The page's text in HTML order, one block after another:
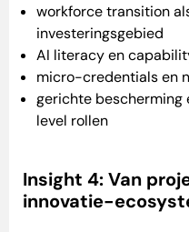
workforce transition
investeringsgebied
AI literacy en
micro-credentials en
gerichte
level rollen
Insight 4: Van
innovatie-